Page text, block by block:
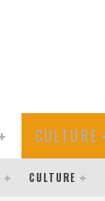
CULTURE
CULTURE